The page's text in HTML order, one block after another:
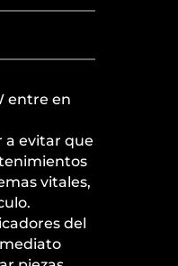
entre en
a evitar que
vitales,
del